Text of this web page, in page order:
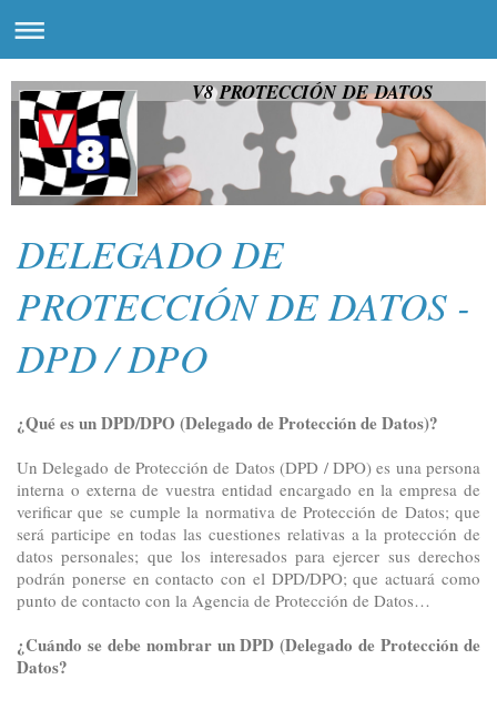
V8 PROTECCIÓN DE DATOS
DELEGADO DE
PROTECCIÓN DE DATOS -
DPD / DPO
¿Qué es un DPD/DPO (Delegado de Protección de Datos)?
Un Delegado de Protección de Datos (DPD / DPO) es una persona
interna o externa de vuestra entidad encargado en la empresa de
verificar que se cumple la normativa de Protección de Datos; que
será participe en todas las cuestiones relativas a la protección de
datos personales; que los interesados para ejercer sus derechos
podrán ponerse en contacto con el DPD/DPO; que actuará como
punto de contacto con la Agencia de Protección de Datos…
¿Cuándo se debe nombrar un DPD (Delegado de Protección de
Datos?